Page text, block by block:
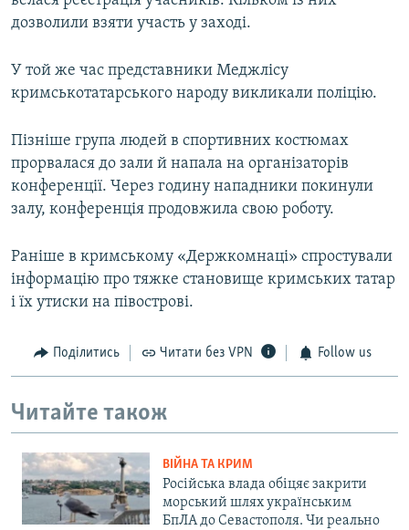
дозволили взяти участь у заході.
У той же час представники Меджлісу
кримськотатарського народу викликали поліцію.
Пізніше група людей в спортивних костюмах
прорвалася до зали й напала на організаторів
конференції. Через годину нападники покинули
залу, конференція продовжила свою роботу.
Раніше в кримському «Держкомнаці» спростували
інформацію про тяжке становище кримських татар
і їх утиски на півострові.
Поділитись Читати без VPN Follow us
Читайте також
ВІЙНА ТА КРИМ
Російська влада обіцяє закрити
морський шлях українським
БпЛА до Севастополя. Чи реально